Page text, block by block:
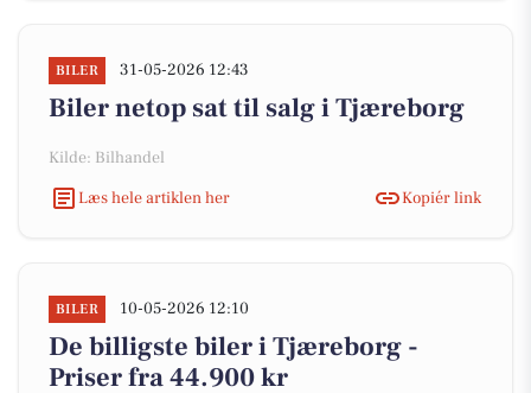
BILER 31-05-2026 12:43
Biler netop sat til salg i Tjæreborg
Kilde: Bilhandel
Læs hele artiklen her
Kopiér link
BILER 10-05-2026 12:10
De billigste biler i Tjæreborg -
Priser fra 44.900 kr